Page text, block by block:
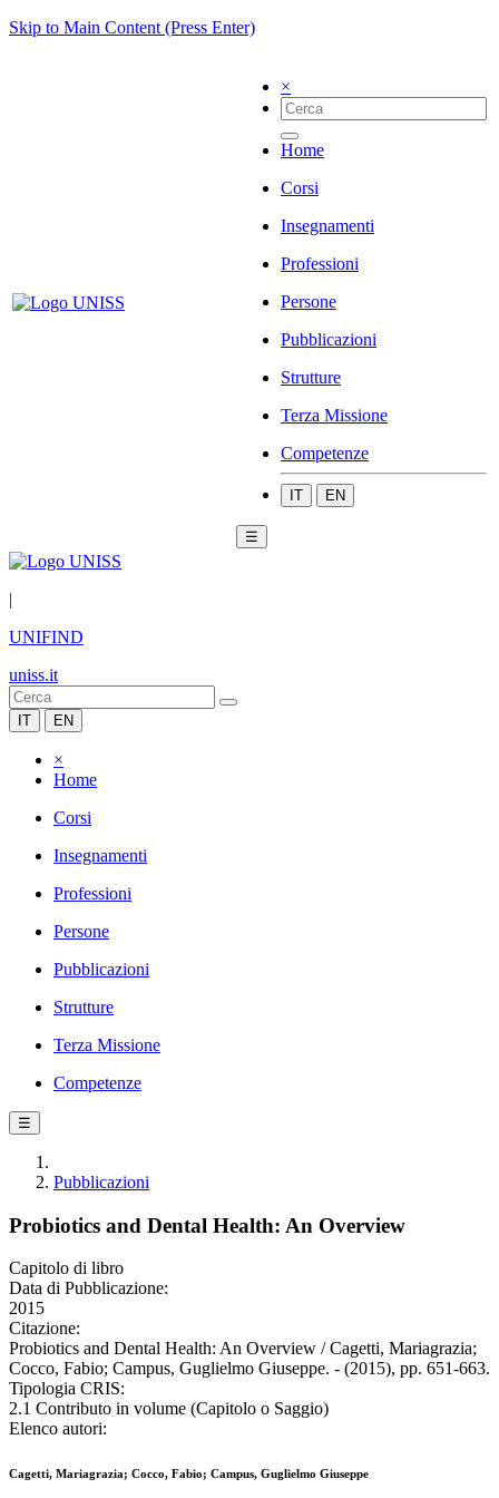
Skip to Main Content (Press Enter)
×
Home
Corsi
Insegnamenti
Professioni
Persone
Pubblicazioni
Strutture
Terza Missione
Competenze
IT EN
☰
|
UNIFIND
uniss.it
IT EN
×
Home
Corsi
Insegnamenti
Professioni
Persone
Pubblicazioni
Strutture
Terza Missione
Competenze
☰
Pubblicazioni
Probiotics and Dental Health: An Overview
Capitolo di libro
Data di Pubblicazione:
2015
Citazione:
Probiotics and Dental Health: An Overview / Cagetti, Mariagrazia;
Cocco, Fabio; Campus, Guglielmo Giuseppe. - (2015), pp. 651-663.
Tipologia CRIS:
2.1 Contributo in volume (Capitolo o Saggio)
Elenco autori:
Cagetti, Mariagrazia; Cocco, Fabio; Campus, Guglielmo Giuseppe